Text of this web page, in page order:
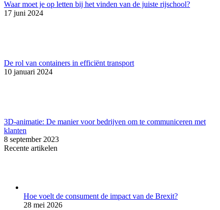
Waar moet je op letten bij het vinden van de juiste rijschool?
17 juni 2024
De rol van containers in efficiënt transport
10 januari 2024
3D-animatie: De manier voor bedrijven om te communiceren met
klanten
8 september 2023
Recente artikelen
Hoe voelt de consument de impact van de Brexit?
28 mei 2026